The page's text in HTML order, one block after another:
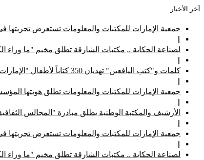
آخر الأخبار
جمعية الإمارات للمكتبات والمعلومات تستعرض تجربتها
||
لصناعة الحكاية .. مكتبات الشارقة تطلق مخيم "ما وراء
||
كلمات و"كتب اليافعين" تهديان 350 كتاباً لأطفال "الإمارات الإنسانية"
||
جمعية الإمارات للمكتبات والمعلومات تطلق هويتها
||
الأرشيف والمكتبة الوطنية يطلق مبادرة "المجالس
||
جمعية الإمارات للمكتبات والمعلومات تستعرض تجربتها
||
لصناعة الحكاية .. مكتبات الشارقة تطلق مخيم "ما وراء